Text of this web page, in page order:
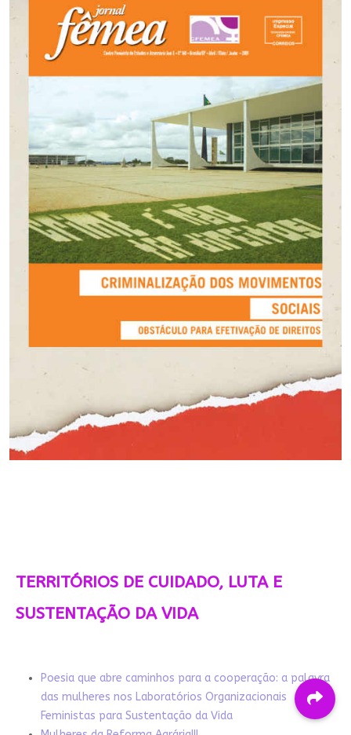
TERRITÓRIOS DE CUIDADO, LUTA E
SUSTENTAÇÃO DA VIDA
Poesia que abre caminhos para a cooperação: a palavra
das mulheres nos Laboratórios Organizacionais
Feministas para Sustentação da Vida